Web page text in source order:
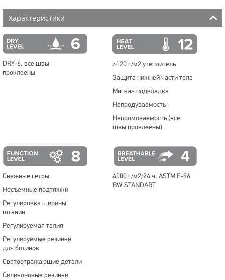
Характеристики
DRY-6, все швы
проклеены
>120 г/м2 утеплитель
Защита нижней части тела
Мягкая подкладка
Непродуваемость
Непромокаемость (все
швы проклеены)
Снежные гетры
Несъемные подтяжки
Регулировка ширины
штанин
Регулируемая талия
Регулируемые резинки
для ботинок
Светоотражающие детали
Силиконовые резинки
4000 г/м2/24 ч, ASTM E-96
BW STANDART